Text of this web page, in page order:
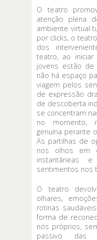
O teatro
atenção plena
ambiente virtual
por clicks, o
dos
teatro, ao
jovens estão de
não há espaço
viagem pelos
de expressão
de descoberta
se concentram
no momento,
genuína perante
As partilhas de
nos olhos em
instantâneas
sentimentos nos
O teatro
olhares,
rotinas
forma de
nós próprios,
passivo das